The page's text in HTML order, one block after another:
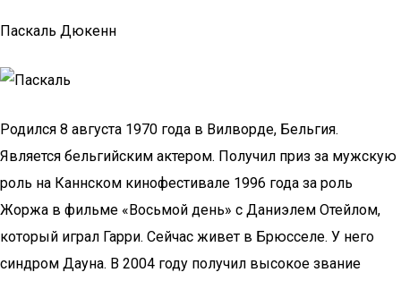
Паскаль Дюкенн
Родился 8 августа 1970 года в Вилворде, Бельгия.
Является бельгийским актером. Получил приз за мужскую
роль на Каннском кинофестивале 1996 года за роль
Жоржа в фильме «Восьмой день» с Даниэлем Отейлом,
который играл Гарри. Сейчас живет в Брюсселе. У него
синдром Дауна. В 2004 году получил высокое звание